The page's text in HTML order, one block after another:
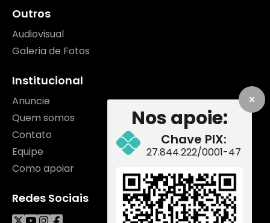
Nos apoie:
Chave PIX:
27.844.222/0001-47
Outros
Audiovisual
Galeria de Fotos
Institucional
Anuncie
Quem somos
Contato
Equipe
Como apoiar
Redes Sociais